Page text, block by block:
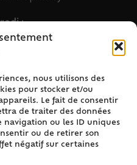
nous utilisons des
pour stocker et/ou
Le fait de consentir
de traiter des données
ou les ID uniques
ou de retirer son
négatif sur certaines
:
– 16h30
site
légales